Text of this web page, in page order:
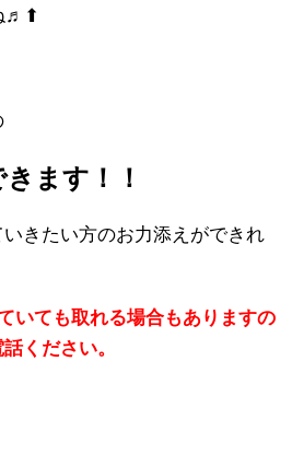
♬⬆
きます！！
きたい方のお力添えができれ
いても取れる場合もありますの
ください。